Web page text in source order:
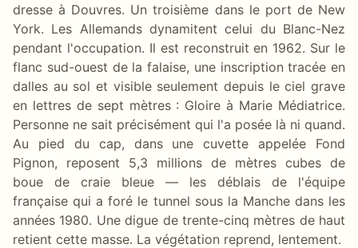
dresse à Douvres. Un troisième dans le port de New
York. Les Allemands dynamitent celui du Blanc-Nez
pendant l'occupation. Il est reconstruit en 1962. Sur le
flanc sud-ouest de la falaise, une inscription tracée en
dalles au sol et visible seulement depuis le ciel grave
en lettres de sept mètres : Gloire à Marie Médiatrice.
Personne ne sait précisément qui l'a posée là ni quand.
Au pied du cap, dans une cuvette appelée Fond
Pignon, reposent 5,3 millions de mètres cubes de
boue de craie bleue — les déblais de l'équipe
française qui a foré le tunnel sous la Manche dans les
années 1980. Une digue de trente-cinq mètres de haut
retient cette masse. La végétation reprend, lentement.